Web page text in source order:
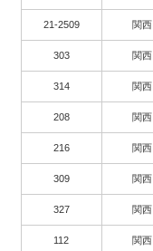
21-2509 関西
303 関西
314 関西
208 関西
216 関西
309 関西
327 関西
112 関西